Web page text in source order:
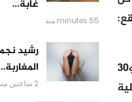
وفي المقابل، يُظهر الواقع الديموغرافي أن ثلث ساكنة المغرب تتراوح أعمارهم بين 15 و30
غابة…
55 minutes منذ
رشيد
2 ساعتين منذ